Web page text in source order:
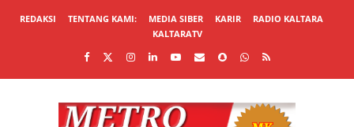
REDAKSI TENTANG KAMI: MEDIA SIBER KARIR
RADIO KALTARA
KALTARATV